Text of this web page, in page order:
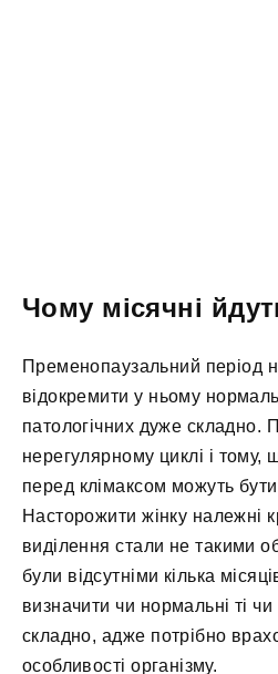
Чому місячні
Пременопаузальний період
відокремити у ньому
патологічних дуже складно.
нерегулярному циклі і тому,
перед клімаксом можуть
Насторожити жінку належні
виділення стали не такими
були відсутніми кілька
визначити чи нормальні ті чи
складно, адже потрібно
особливості організму.